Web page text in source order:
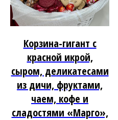
Корзина-гигант с
красной икрой,
сыром, деликатесами
из дичи, фруктами,
чаем, кофе и
сладостями «Марго»,